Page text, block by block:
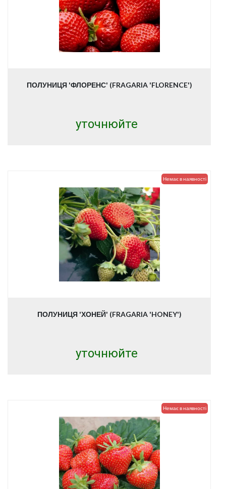
ПОЛУНИЦЯ 'ФЛОРЕНС' (FRAGARIA 'FLORENCE')
уточнюйте
Немає в наявності
ПОЛУНИЦЯ 'ХОНЕЙ' (FRAGARIA 'HONEY')
уточнюйте
Немає в наявності